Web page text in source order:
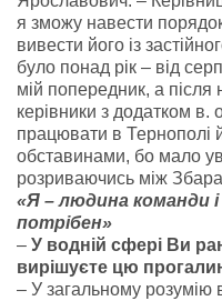
я зможу навести
вивести його із
було понад рік – від
мій попередник, а
керівники з додатком
працювати в Тернополі
обставинами, бо мало
розриваючись між
«Я – людина команди
потрібен»
– У водній сфері Ви
вирішуєте цю
– У загальному